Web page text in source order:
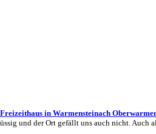
in Warmensteinach
und der Ort gefällt uns auch nicht. Auch